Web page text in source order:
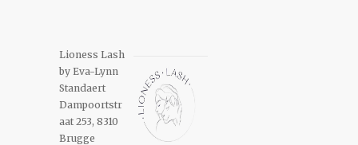
Lioness Lash
by Eva-Lynn
Standaert
Dampoortstr
aat 253, 8310
Brugge